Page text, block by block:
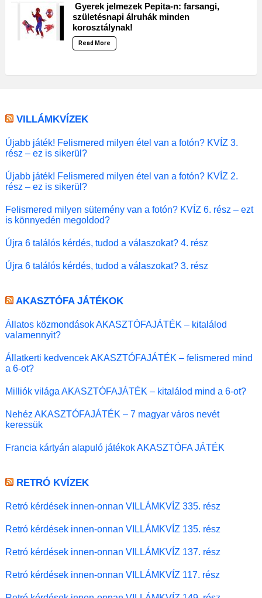
Gyerek jelmezek Pepita-n: farsangi,
születésnapi álruhák minden
korosztálynak!
Read More
VILLÁMKVÍZEK
Újabb játék! Felismered milyen étel van a fotón? KVÍZ 3.
rész – ez is sikerül?
Újabb játék! Felismered milyen étel van a fotón? KVÍZ 2.
rész – ez is sikerül?
Felismered milyen sütemény van a fotón? KVÍZ 6. rész – ezt
is könnyedén megoldod?
Újra 6 találós kérdés, tudod a válaszokat? 4. rész
Újra 6 találós kérdés, tudod a válaszokat? 3. rész
AKASZTÓFA JÁTÉKOK
Állatos közmondások AKASZTÓFAJÁTÉK – kitalálod
valamennyit?
Állatkerti kedvencek AKASZTÓFAJÁTÉK – felismered mind
a 6-ot?
Milliók világa AKASZTÓFAJÁTÉK – kitalálod mind a 6-ot?
Nehéz AKASZTÓFAJÁTÉK – 7 magyar város nevét
keressük
Francia kártyán alapuló játékok AKASZTÓFA JÁTÉK
RETRÓ KVÍZEK
Retró kérdések innen-onnan VILLÁMKVÍZ 335. rész
Retró kérdések innen-onnan VILLÁMKVÍZ 135. rész
Retró kérdések innen-onnan VILLÁMKVÍZ 137. rész
Retró kérdések innen-onnan VILLÁMKVÍZ 117. rész